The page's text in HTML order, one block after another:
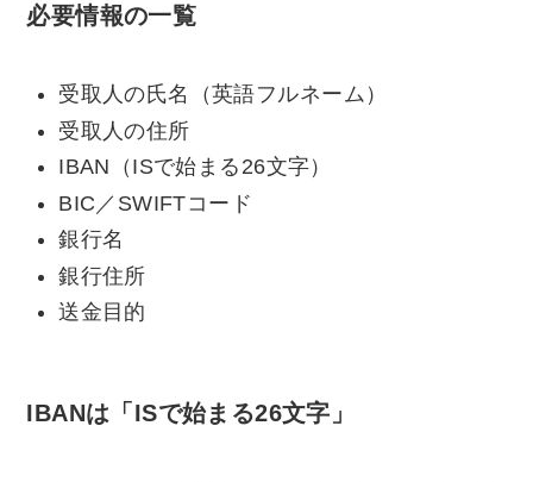
必要情報の一覧
受取人の氏名（英語フルネーム）
受取人の住所
IBAN（ISで始まる26文字）
BIC／SWIFTコード
銀行名
銀行住所
送金目的
IBANは「ISで始まる26文字」